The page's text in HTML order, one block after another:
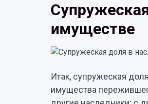
имуществе
Итак, супружеская
имущества